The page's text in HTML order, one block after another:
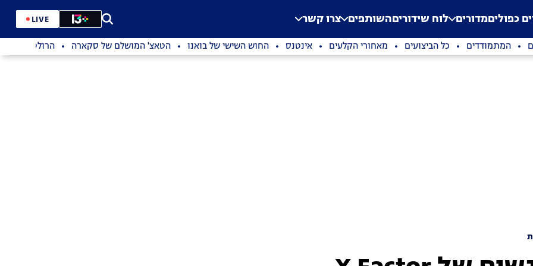
Application error: a
. כפוליםמדורים לוח שידוריםהשותפים צרו קשר LIVE
המתמודדים כל הביצועים מאחורי הקלעים אינטנס החוש השישי של בואנו הטאצ' המושלם של סקארה הרולטה של